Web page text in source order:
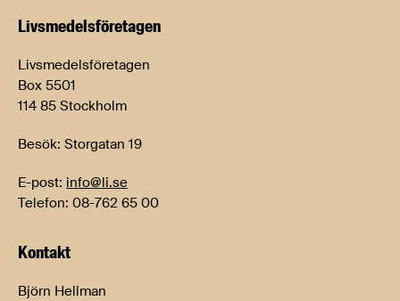
Livsmedels­företagen
Livsmedelsföretagen
Box 5501
114 85 Stockholm
Besök: Storgatan 19
E-post: info@li.se
Telefon: 08-762 65 00
Kontakt
Björn Hellman